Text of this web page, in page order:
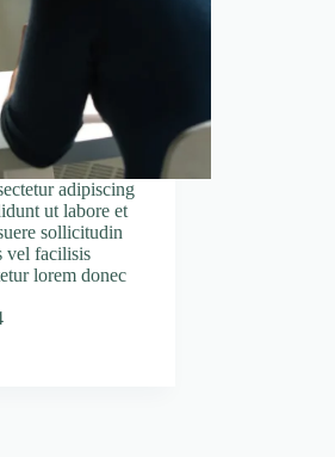
adipiscing
ut labore et
sollicitudin
vel facilisis
lorem donec